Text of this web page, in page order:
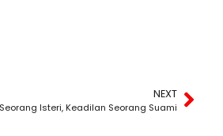
NEXT
Isteri, Keadilan Seorang Suami